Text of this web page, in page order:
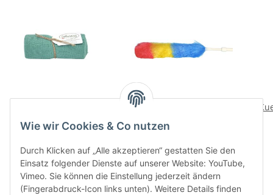
12,50 CHF *
4,95 CHF
Wie wir Cookies & Co nutzen
Durch Klicken auf „Alle akzeptieren“ gestatten Sie den
Einsatz folgender Dienste auf unserer Website: YouTube,
Vimeo. Sie können die Einstellung jederzeit ändern
(Fingerabdruck-Icon links unten). Weitere Details finden